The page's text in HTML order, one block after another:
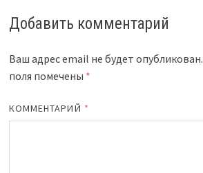
Добавить комментарий
Ваш адрес email не будет опубликован.
поля помечены *
КОММЕНТАРИЙ *